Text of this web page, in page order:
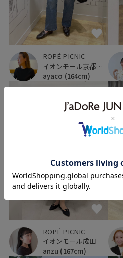
ROPÉ PICNIC
イオンモール京都桂川
ayaco (164cm)
ROPÉ PICNIC
イオンモール成田
anzu (167cm)